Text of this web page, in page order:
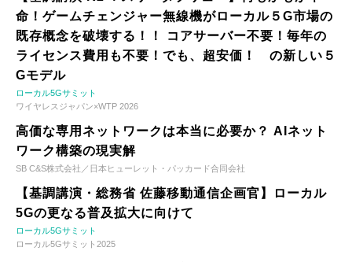
命！ゲームチェンジャー無線機がローカル５G市場の
既存概念を破壊する！！ コアサーバー不要！毎年の
ライセンス費用も不要！でも、超安価！ の新しい５
Gモデル
ローカル5Gサミット
ワイヤレスジャパン×WTP 2026
高価な専用ネットワークは本当に必要か？ AIネット
ワーク構築の現実解
SB C&S株式会社／日本ヒューレット・パッカード合同会社
【基調講演・総務省 佐藤移動通信企画官】ローカル
5Gの更なる普及拡大に向けて
ローカル5Gサミット
ローカル5Gサミット2025